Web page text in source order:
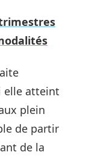
elle atteint
plein
de partir
de la